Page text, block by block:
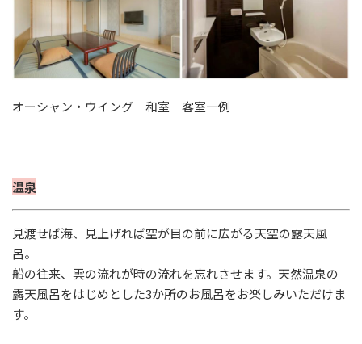
オーシャン・ウイング 和室 客室一例
温泉
見渡せば海、見上げれば空が目の前に広がる天空の露天風
呂。
船の往来、雲の流れが時の流れを忘れさせます。天然温泉の
露天風呂をはじめとした3か所のお風呂をお楽しみいただけま
す。